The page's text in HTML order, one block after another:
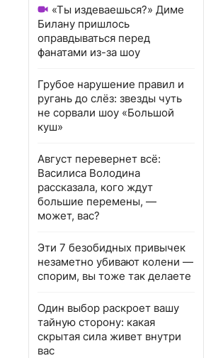
«Ты издеваешься?» Диме
Билану пришлось
оправдываться перед
фанатами из-за шоу
Грубое нарушение правил и
ругань до слёз: звезды чуть
не сорвали шоу «Большой
куш»
Август перевернет всё:
Василиса Володина
рассказала, кого ждут
большие перемены, —
может, вас?
Эти 7 безобидных привычек
незаметно убивают колени —
спорим, вы тоже так делаете
Один выбор раскроет вашу
тайную сторону: какая
скрытая сила живет внутри
вас